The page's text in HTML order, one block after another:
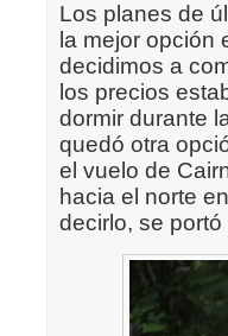
Los planes de
la mejor opción
decidimos a
los precios
dormir durante
quedó otra
el vuelo de
hacia el norte
decirlo, se portó